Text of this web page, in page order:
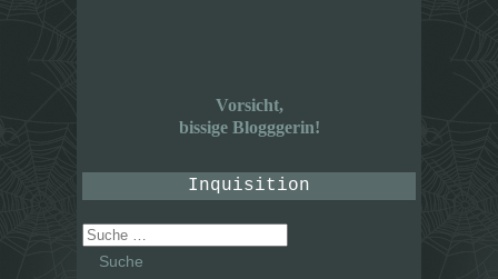
Vorsicht,
bissige Blogggerin!
Inquisition
Suche
nach: